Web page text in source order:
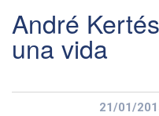
André
una vida
21/01/